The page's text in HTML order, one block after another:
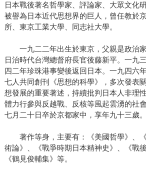
日本戰後著名哲學家、評論家、大眾文化
被譽為日本近代思想界的巨人，曾任教於
所、東京工業大學、同志社大學。
一九二二年出生於東京，父親是政治家
日治時代台灣總督府長官後藤新平。一九
四二年珍珠港事變後返回日本。一九四六
七人共同創刊《思想的科學》，多次發表
想發展的重要著述，持續批判日本人非理
體力行參與反越戰、反核等風起雲湧的社
七月二十日卒於京都家中，享年九十三歲。
著作等身，主要有：《美國哲學》、
術論》、《戰爭時期日本精神史》、《戰
《鶴見俊輔集》等。